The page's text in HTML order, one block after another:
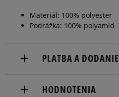
Materiál: 100% polyester
Podrážka: 100% polyamid
PLATBA A DODANIE
HODNOTENIA